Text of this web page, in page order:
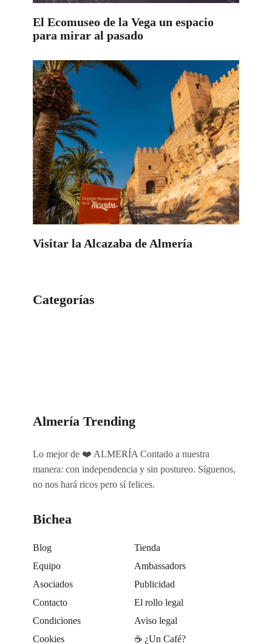
El Ecomuseo de la Vega un espacio
para mirar al pasado
Visitar la Alcazaba de Almería
Categorías
Almería Trending
Lo mejor de ❤️ ALMERÍA Contado a nuestra
manera: con independencia y sin postureo. Síguenos,
no nos hará ricos pero sí felices.
Bichea
Blog
Tienda
Equipo
Ambassadors
Asociados
Publicidad
Contacto
El rollo legal
Condiciones
Aviso legal
Cookies
☕️ ¿Un Café?